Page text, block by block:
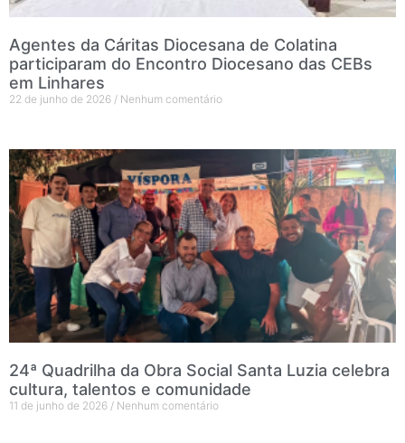
Agentes da Cáritas Diocesana de Colatina
participaram do Encontro Diocesano das CEBs
em Linhares
22 de junho de 2026 Nenhum comentário
24ª Quadrilha da Obra Social Santa Luzia celebra
cultura, talentos e comunidade
11 de junho de 2026 Nenhum comentário